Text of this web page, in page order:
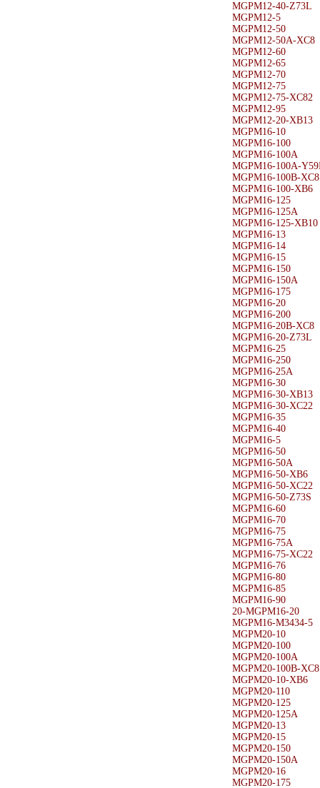
MGPM12-40-Z73L
MGPM12-5
MGPM12-50
MGPM12-50A-XC8
MGPM12-60
MGPM12-65
MGPM12-70
MGPM12-75
MGPM12-75-XC82
MGPM12-95
MGPM12-20-XB13
MGPM16-10
MGPM16-100
MGPM16-100A
MGPM16-100A-
MGPM16-100B-XC8
MGPM16-100-XB6
MGPM16-125
MGPM16-125A
MGPM16-125-XB10
MGPM16-13
MGPM16-14
MGPM16-15
MGPM16-150
MGPM16-150A
MGPM16-175
MGPM16-20
MGPM16-200
MGPM16-20B-XC8
MGPM16-20-Z73L
MGPM16-25
MGPM16-250
MGPM16-25A
MGPM16-30
MGPM16-30-XB13
MGPM16-30-XC22
MGPM16-35
MGPM16-40
MGPM16-5
MGPM16-50
MGPM16-50A
MGPM16-50-XB6
MGPM16-50-XC22
MGPM16-50-Z73S
MGPM16-60
MGPM16-70
MGPM16-75
MGPM16-75A
MGPM16-75-XC22
MGPM16-76
MGPM16-80
MGPM16-85
MGPM16-90
20-MGPM16-20
MGPM16-M3434-5
MGPM20-10
MGPM20-100
MGPM20-100A
MGPM20-100B-XC8
MGPM20-10-XB6
MGPM20-110
MGPM20-125
MGPM20-125A
MGPM20-13
MGPM20-15
MGPM20-150
MGPM20-150A
MGPM20-16
MGPM20-175